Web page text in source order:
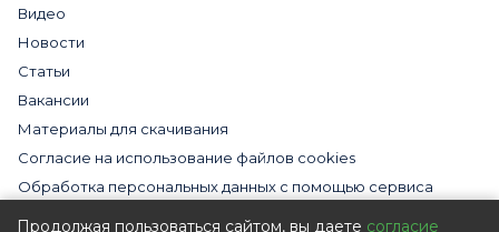
Видео
Новости
Статьи
Вакансии
Материалы для скачивания
Cогласие на использование файлов cookies
Обработка персональных данных с помощью сервиса
«Яндекс.Метрика»
Продолжая пользоваться сайтом, вы даете согласие